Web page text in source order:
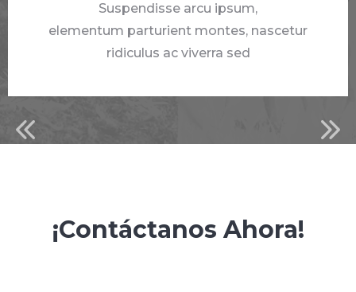
Suspendisse arcu ipsum,
elementum parturient montes, nascetur
ridiculus ac viverra sed
¡Contáctanos Ahora!